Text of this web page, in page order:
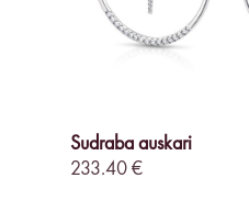
Sudraba auskari
233.40 €